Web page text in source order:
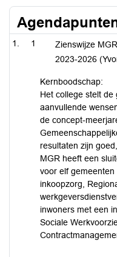
1
Zienswijze
2023-2026
Kernboodschap:
Het college stelt
aanvullende
de concept-
resultaten zijn
MGR heeft een
voor elf
inkoopzorg,
inwoners met een
Sociale